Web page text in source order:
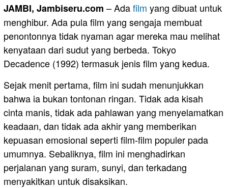
JAMBI, Jambiseru.com – Adafilm yang dibuat untuk
menghibur. Ada pula film yang sengaja membuat
penontonnya tidak nyaman agar mereka mau melihat
kenyataan dari sudut yang berbeda. Tokyo
Decadence (1992) termasuk jenis film yang kedua.
Sejak menit pertama, film ini sudah menunjukkan
bahwa ia bukan tontonan ringan. Tidak ada kisah
cinta manis, tidak ada pahlawan yang menyelamatkan
keadaan, dan tidak ada akhir yang memberikan
kepuasan emosional seperti film-film populer pada
umumnya. Sebaliknya, film ini menghadirkan
perjalanan yang suram, sunyi, dan terkadang
menyakitkan untuk disaksikan.